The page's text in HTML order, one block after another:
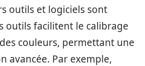
outils et logiciels sont
outils facilitent le calibrage
couleurs, permettant une
avancée. Par exemple,